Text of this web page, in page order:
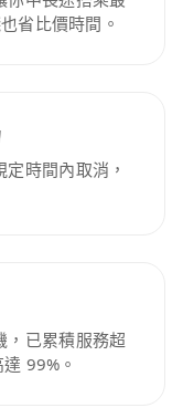
省比價時間。
時間內取消，
，已累積服務超
99%。